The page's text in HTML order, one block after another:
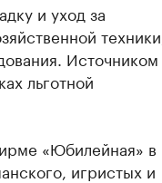
и уход за
техники,
Источником
льготной
«Юбилейная» в
игристых и